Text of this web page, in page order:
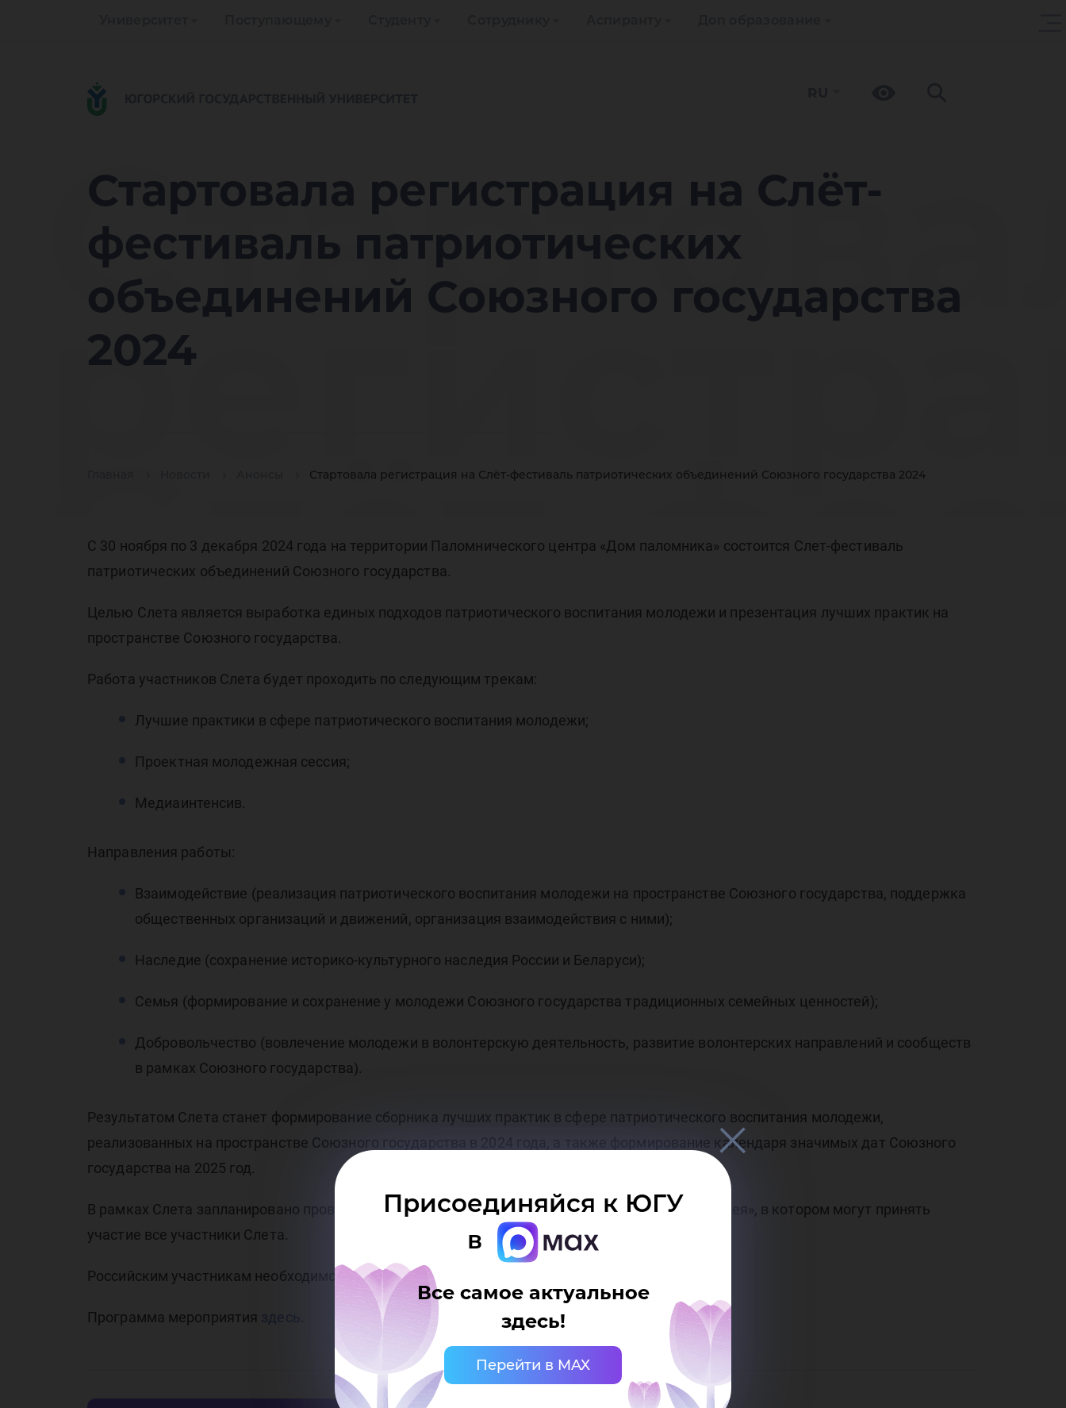
Стартовала регистрация на Слёт-
фестиваль патриотических
объединений Союзного государства
2024
Стартовала регистрация на Слёт-фестиваль патриотических объединений Союзного государства 2024
Слёт-
2024
Присоединяйся к ЮГУ
в
Все самое актуальное
здесь!
Перейти в MAX
С 30 ноября по 3 декабря 2024 года на территории Паломнического центра «Дом паломника» состоится Слет-фестиваль
патриотических объединений Союзного государства.
Целью Слета является выработка единых подходов патриотического воспитания молодежи и презентация лучших практик на
пространстве Союзного государства.
Работа участников Слета будет проходить по следующим трекам:
Лучшие практики в сфере патриотического воспитания молодежи;
Проектная молодежная сессия;
Медиаинтенсив.
Направления работы:
Взаимодействие (реализация патриотического воспитания молодежи на пространстве Союзного государства, поддержка
общественных организаций и движений, организация взаимодействия с ними);
Наследие (сохранение историко-культурного наследия России и Беларуси);
Семья (формирование и сохранение у молодежи Союзного государства традиционных семейных ценностей);
Добровольчество (вовлечение молодежи в волонтерскую деятельность, развитие волонтерских направлений и сообществ
в рамках Союзного государства).
Результатом Слета станет формирование сборника лучших практик в сфере патриотического воспитания молодежи,
реализованных на пространстве Союзного государства в 2024 года, а также формирование календаря значимых дат Союзного
государства на 2025 год.
В рамках Слета запланировано проведение творческого патриотического Фестиваля «Арт-Аллея», в котором могут принять
участие все участники Слета.
Российским участникам необходимо зарегистрироваться до 10 ноября
Программа мероприятия здесь